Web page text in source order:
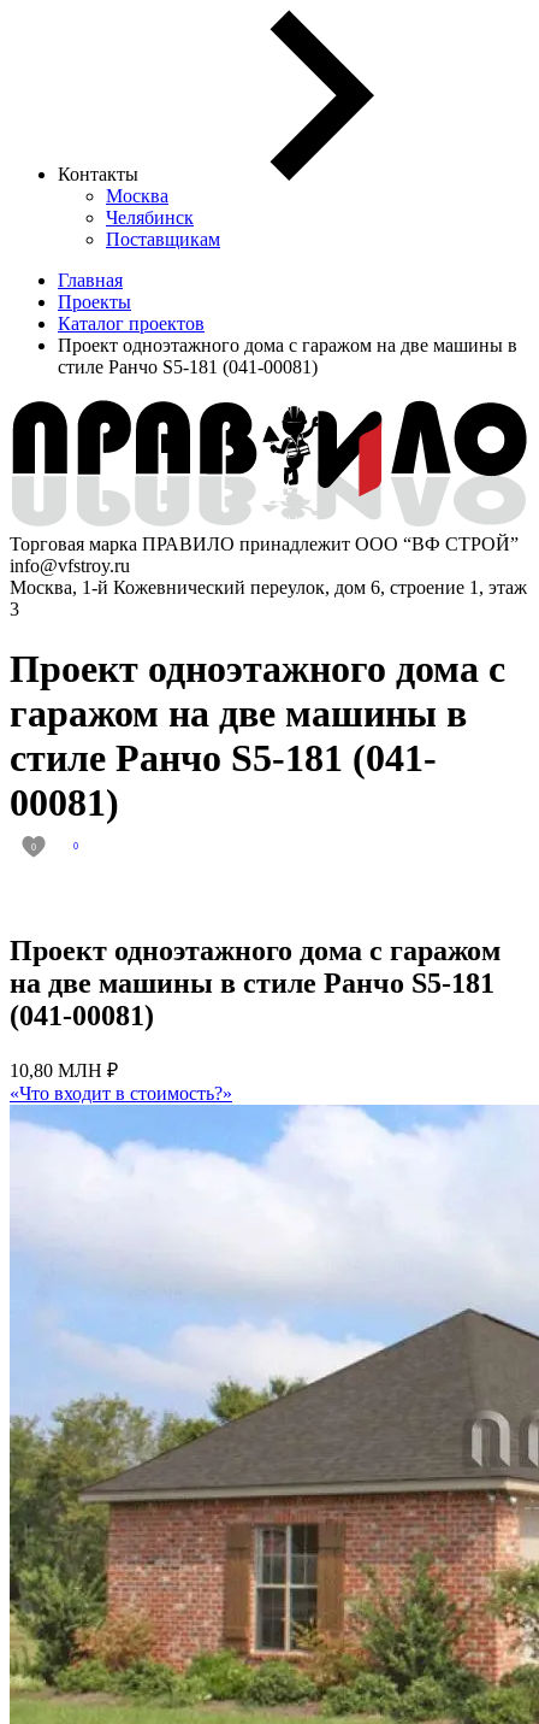
Контакты
Москва
Челябинск
Поставщикам
Главная
Проекты
Каталог проектов
Проект одноэтажного дома с гаражом на две машины в
стиле Ранчо S5-181 (041-00081)
Торговая марка ПРАВИЛО принадлежит ООО “ВФ СТРОЙ”
info@vfstroy.ru
Москва, 1-й Кожевнический переулок, дом 6, строение 1, этаж
3
Проект одноэтажного дома с
гаражом на две машины в
стиле Ранчо S5-181 (041-
00081)
0 0
Проект одноэтажного дома с гаражом
на две машины в стиле Ранчо S5-181
(041-00081)
10,80 МЛН ₽
«Что входит в стоимость?»